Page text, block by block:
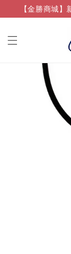
【金勝商城】